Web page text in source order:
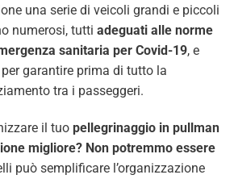
una serie di veicoli grandi e piccoli
numerosi, tutti adeguati alle norme
sanitaria per Covid-19, e
garantire prima di tutto la
tra i passeggeri.
il tuo pellegrinaggio in pullman
migliore? Non potremmo essere
può semplificare l’organizzazione